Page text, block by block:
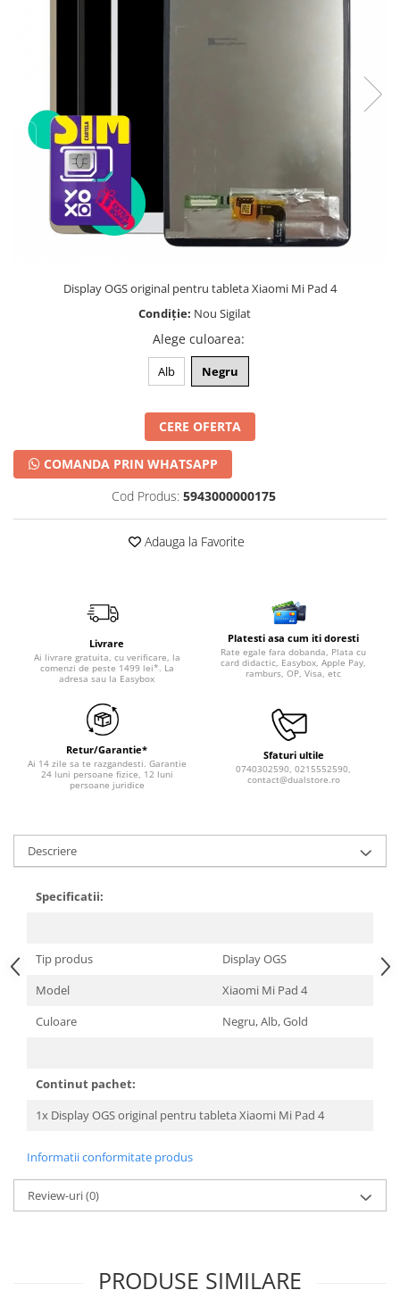
Telefoane mobile Lagenio
Telefoane mobile Samsung
Telefoane mobile iSEN
Telefoane mobile F150
Telefoane mobile HUAWEI
Telefoane mobile iHunt
Telefoane mobile AGM
Telefoane mobile ZTE Nubia
Telefoane mobile ALTE BRANDURI
Display OGS original pentru tableta Xiaomi Mi Pad 4
Condiție: Nou Sigilat
Alege culoarea:
Alb Negru
CERE OFERTA
COMANDA PRIN WHATSAPP
Cod Produs: 5943000000175
Adauga la Favorite
Livrare
Ai livrare gratuita, cu verificare, la
comenzi de peste 1499 lei*. La
adresa sau la Easybox
Platesti asa cum iti doresti
Rate egale fara dobanda, Plata cu
card didactic, Easybox, Apple Pay,
ramburs, OP, Visa, etc
Retur/Garantie*
Ai 14 zile sa te razgandesti. Garantie
24 luni persoane fizice, 12 luni
persoane juridice
Sfaturi ultile
0740302590, 0215552590,
contact@dualstore.ro
Descriere
Specificatii:
Tip produs
Display OGS
Model
Xiaomi Mi Pad 4
Culoare
Negru, Alb, Gold
Continut pachet:
1x Display OGS original pentru tableta Xiaomi Mi Pad 4
Informatii conformitate produs
Review-uri(0)
PRODUSE SIMILARE